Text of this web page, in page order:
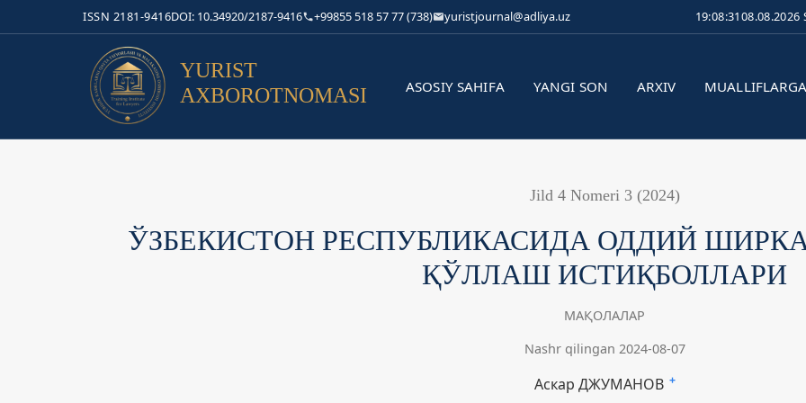
ISSN 2181-9416DOI: 10.34920/2187-9416 +99855 518 57 77 (738) yuristjournal@adliya.uz 19:08:3208.08.2026
YURIST
AXBOROTNOMASI
ASOSIY SAHIFA YANGI SON ARXIV MUALLIFLARGA
Jild 4 Nomeri 3 (2024)
ЎЗБЕКИСТОН РЕСПУБЛИКАСИДА ОДДИЙ
ҚЎЛЛАШ ИСТИҚБОЛЛАРИ
МАҚОЛАЛАР
Nashr qilingan 2024-08-07
Аскар ДЖУМАНОВ +